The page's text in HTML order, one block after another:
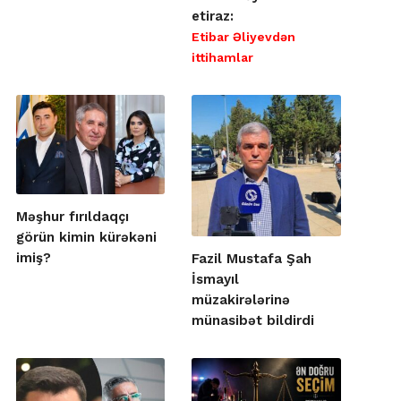
etiraz:
Etibar Əliyevdən
ittihamlar
Məşhur fırıldaqçı
görün kimin kürəkəni
imiş?
Fazil Mustafa Şah
İsmayıl
müzakirələrinə
münasibət bildirdi